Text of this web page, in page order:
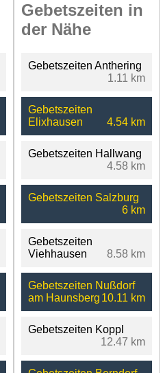
Gebetszeiten in
der Nähe
Gebetszeiten Anthering
1.11 km
Gebetszeiten
Elixhausen
4.54 km
Gebetszeiten Hallwang
4.58 km
Gebetszeiten Salzburg
6 km
Gebetszeiten
Viehhausen
8.58 km
Gebetszeiten Nußdorf
am Haunsberg 10.11 km
Gebetszeiten Koppl
12.47 km